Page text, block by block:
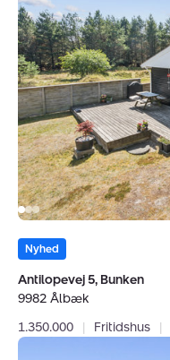
Antilopevej
5,
Bunken,
9982
Ålbæk
Nyhed
Antilopevej 5, Bunken
9982 Ålbæk
1.350.000
| Fritidshus |